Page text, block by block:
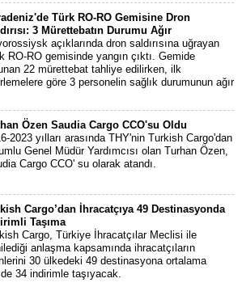
Türk RO-RO Gemisine Dron
3 Mürettebatın Durumu Ağır
açıklarında dron saldırısına uğrayan
RO-RO gemisinde yangın çıktı. Gemide
22 mürettebat tahliye edilirken, ilk
göre 3 personelin sağlık durumunun ağır
Özen Saudia Cargo CCO'su Oldu
2023 yılları arasında THY'nin Turkish Cargo'dan
Genel Müdür Yardımcısı olan Turhan Özen,
Cargo CCO' su olarak atandı.
Cargo’dan İhracatçıya 49 Destinasyonda
Taşıma
Cargo, Türkiye İhracatçılar Meclisi ile
anlaşma kapsamında ihracatçıların
30 ülkedeki 49 destinasyona ortalama
34 indirimle taşıyacak.